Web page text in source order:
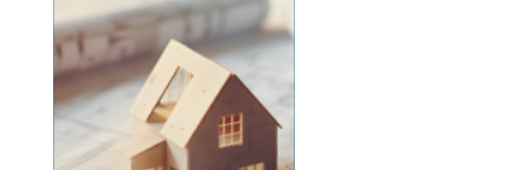
elnätet. För att allt ska
fungera tryggt, effektivt
och utan oväntade stopp
behövs en specialist
som förstår både
elteknik och